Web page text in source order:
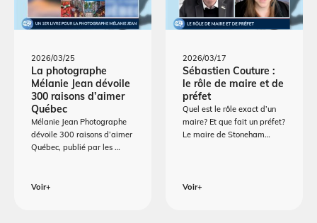
2026/03/25
La photographe
Mélanie Jean dévoile
300 raisons d’aimer
Québec
Mélanie Jean Photographe
dévoile 300 raisons d’aimer
Québec, publié par les …
Voir+
2026/03/17
Sébastien Couture :
le rôle de maire et de
préfet
Quel est le rôle exact d’un
maire? Et que fait un préfet?
Le maire de Stoneham…
Voir+